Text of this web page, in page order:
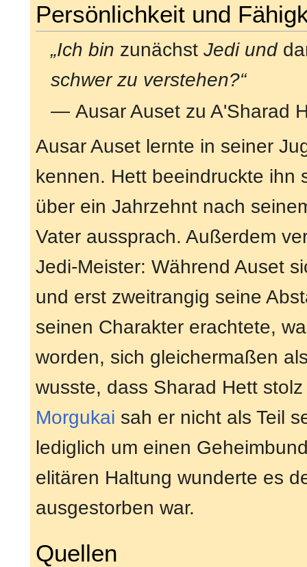
Persönlichkeit und
„Ich bin zunächst Jedi und
schwer zu verstehen?“
— Ausar Auset zu A'Sharad
Ausar Auset lernte in seiner
kennen. Hett beeindruckte ihn
über ein Jahrzehnt nach
Vater aussprach. Außerdem
Jedi-Meister: Während Auset
und erst zweitrangig seine
seinen Charakter erachtete,
worden, sich gleichermaßen
wusste, dass Sharad Hett
Morgukai sah er nicht als Teil
lediglich um einen
elitären Haltung wunderte es
ausgestorben war.
Quellen